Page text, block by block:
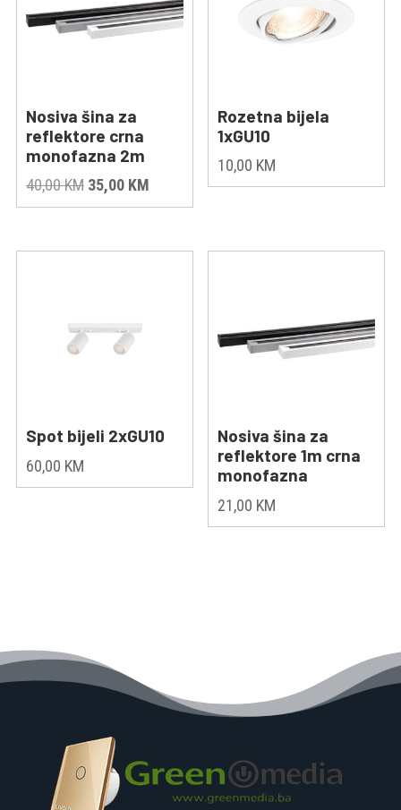
Nosiva šina za
reflektore crna
monofazna 2m
40,00KM Original
price
40,00 KM.
35,00 KMCurrent
price
35,00 KM.
Rozetna bijela
1xGU10
10,00 KM
Spot bijeli 2xGU10
60,00 KM
Nosiva šina za
reflektore 1m crna
monofazna
21,00 KM